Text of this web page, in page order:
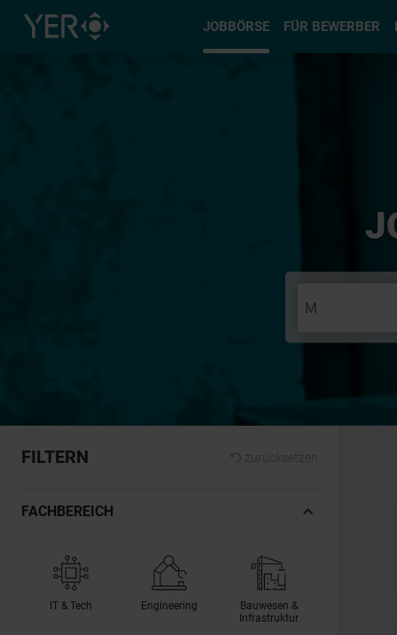
JOBBÖRSE FÜR BEWERBER
Typ
FILTERN zurücksetzen
FACHBEREICH
IT & Tech Engineering
Bauwesen &
Infrastruktur